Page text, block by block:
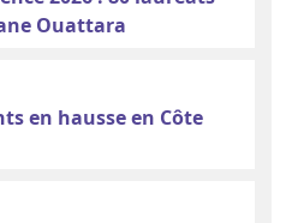
Ouattara
en hausse en Côte